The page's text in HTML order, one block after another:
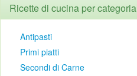
Ricette di cucina per categoria
Antipasti
Primi piatti
Secondi di Carne